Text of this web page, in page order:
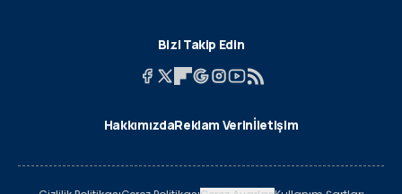
Bizi Takip Edin
HakkımızdaReklam Verinİletişim